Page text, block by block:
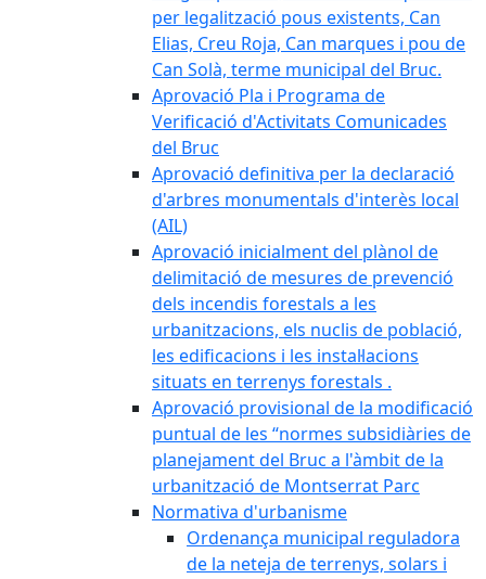
per legalització pous existents, Can
Elias, Creu Roja, Can marques i pou de
Can Solà, terme municipal del Bruc.
Aprovació Pla i Programa de
Verificació d'Activitats Comunicades
del Bruc
Aprovació definitiva per la declaració
d'arbres monumentals d'interès local
(AIL)
Aprovació inicialment del plànol de
delimitació de mesures de prevenció
dels incendis forestals a les
urbanitzacions, els nuclis de població,
les edificacions i les instal·lacions
situats en terrenys forestals .
Aprovació provisional de la modificació
puntual de les “normes subsidiàries de
planejament del Bruc a l'àmbit de la
urbanització de Montserrat Parc
Normativa d'urbanisme
Ordenança municipal reguladora
de la neteja de terrenys, solars i